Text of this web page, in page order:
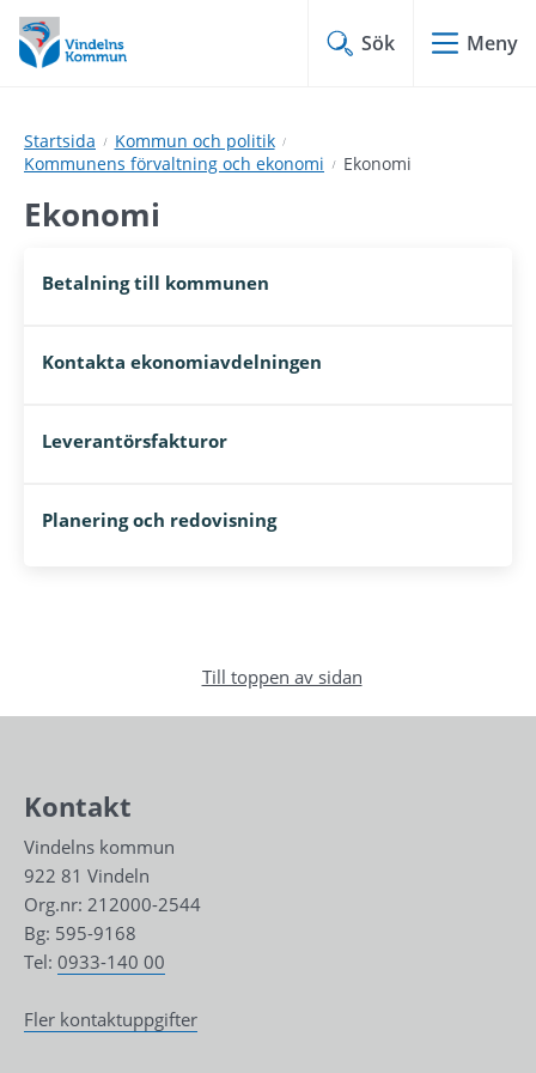
Hoppa
till
innehåll
Hoppa
till
undermeny
Sök Meny
Startsida
Kommun och politik
Kommunens förvaltning och ekonomi
Ekonomi
Ekonomi
Betalning till kommunen
Kontakta ekonomiavdelningen
Leverantörsfakturor
Planering och redovisning
Till toppen av sidan
Kontakt
Vindelns kommun
922 81 Vindeln
Org.nr: 212000-2544
Bg: 595-9168
Tel: 0933-140 00
Fler kontaktuppgifter